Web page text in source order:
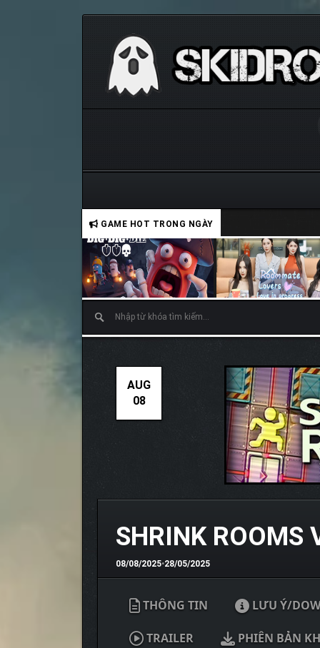
GAME HOT TRONG NGÀY
AUG
08
SHRINK
08/08/2025•28/05/2025
THÔNG TIN LƯU Ý/
TRAILER PHIÊN BẢN